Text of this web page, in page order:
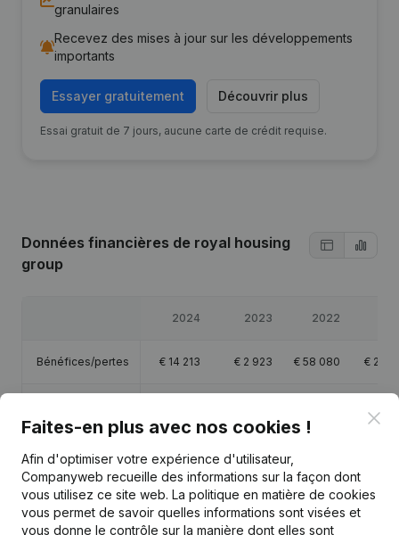
granulaires
Recevez des mises à jour sur les développements
importants
Essayer gratuitement Découvrir plus
Essai gratuit de 7 jours, aucune carte de crédit requise.
Données financières de royal housing
group
2024 2023 2022
Bénéfices/pertes € 14 213 € 2 923 € 58 080 € 28
Faites-en plus avec nos cookies !
Afin d'optimiser votre expérience d'utilisateur,
Companyweb recueille des informations sur la façon dont
vous utilisez ce site web. La politique en matière de cookies
vous permet de savoir quelles informations sont visées et
vous donne le contrôle sur la manière dont elles sont